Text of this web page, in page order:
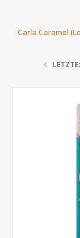
Carla Caramel